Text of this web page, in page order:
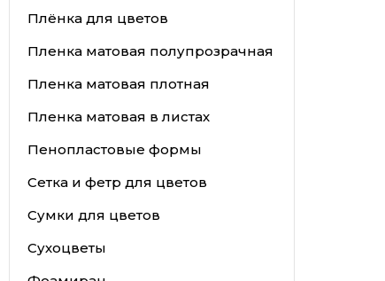
Плёнка для цветов
Пленка матовая полупрозрачная
Пленка матовая плотная
Пленка матовая в листах
Пенопластовые формы
Сетка и фетр для цветов
Сумки для цветов
Сухоцветы